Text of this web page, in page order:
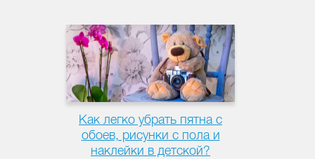
Как легко убрать пятна с
обоев, рисунки с пола и
наклейки в детской?